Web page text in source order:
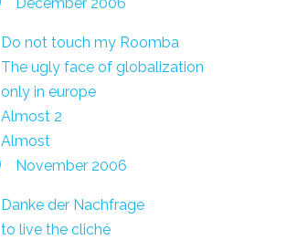
Do not touch my Roomba
The ugly face of globalization
only in europe
Almost 2
Almost
November 2006
Danke der Nachfrage
to live the cliché